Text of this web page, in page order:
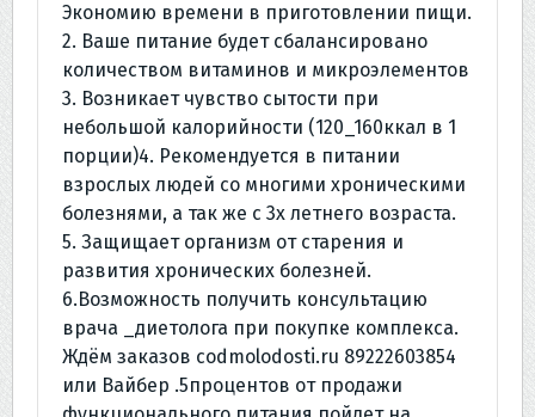
Экономию времени в приготовлении пищи.
2. Ваше питание будет сбалансировано
количеством витаминов и микроэлементов
3. Возникает чувство сытости при
небольшой калорийности (120_160ккал в 1
порции)4. Рекомендуется в питании
взрослых людей со многими хроническими
болезнями, а так же с 3х летнего возраста.
5. Защищает организм от старения и
развития хронических болезней.
6.Возможность получить консультацию
врача _диетолога при покупке комплекса.
Ждём заказов codmolodosti.ru 89222603854
или Вайбер .5процентов от продажи